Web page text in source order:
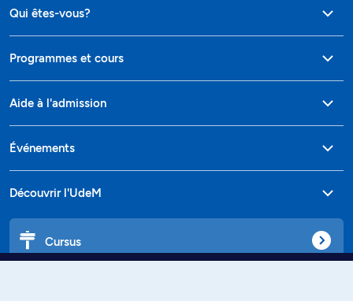
Qui êtes-vous?
Programmes et cours
Aide à l'admission
Événements
Découvrir l'UdeM
Cursus